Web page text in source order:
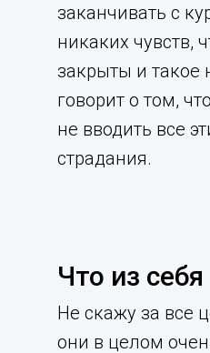
заканчивать с
никаких чувств,
закрыты и такое
говорит о том,
не вводить все
страдания.
Что из
Не скажу за все
они в целом